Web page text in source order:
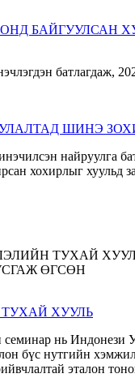
БАЙГУУЛСАН
ШИНЭ
ХУУЛЬ